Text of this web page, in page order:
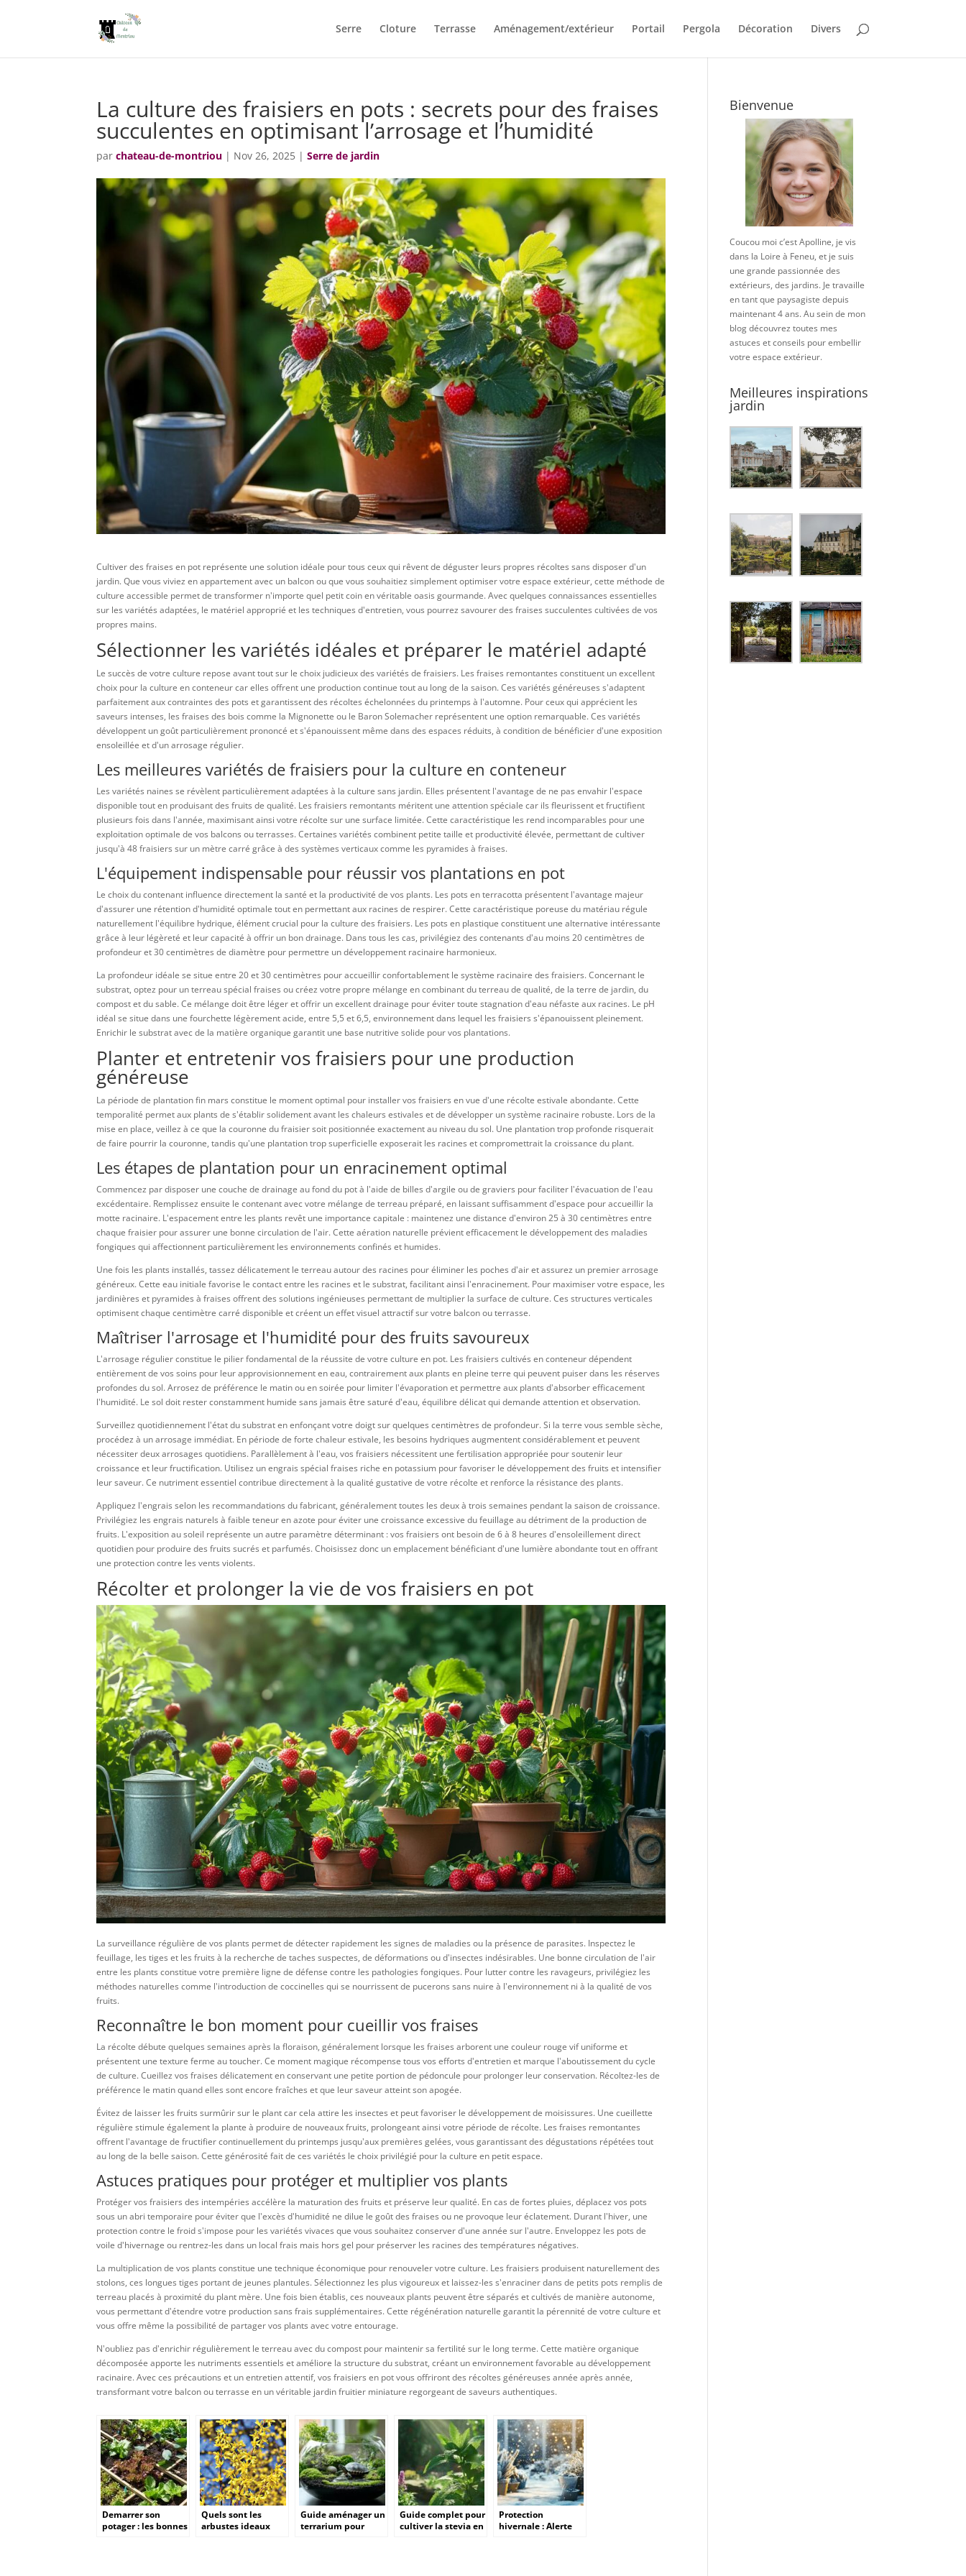
Serre Cloture Terrasse Aménagement/extérieur Portail Pergola Décoration Divers
La culture des fraisiers en pots : secrets pour des fraises
succulentes en optimisant l’arrosage et l’humidité
parchateau-de-montriou | Nov 26, 2025 |Serre de jardin
Cultiver des fraises en pot représente une solution idéale pour tous ceux qui rêvent de déguster leurs propres récoltes sans disposer d'un
jardin. Que vous viviez en appartement avec un balcon ou que vous souhaitiez simplement optimiser votre espace extérieur, cette méthode de
culture accessible permet de transformer n'importe quel petit coin en véritable oasis gourmande. Avec quelques connaissances essentielles
sur les variétés adaptées, le matériel approprié et les techniques d'entretien, vous pourrez savourer des fraises succulentes cultivées de vos
propres mains.
Sélectionner les variétés idéales et préparer le matériel adapté
Le succès de votre culture repose avant tout sur le choix judicieux des variétés de fraisiers. Les fraises remontantes constituent un excellent
choix pour la culture en conteneur car elles offrent une production continue tout au long de la saison. Ces variétés généreuses s'adaptent
parfaitement aux contraintes des pots et garantissent des récoltes échelonnées du printemps à l'automne. Pour ceux qui apprécient les
saveurs intenses, les fraises des bois comme la Mignonette ou le Baron Solemacher représentent une option remarquable. Ces variétés
développent un goût particulièrement prononcé et s'épanouissent même dans des espaces réduits, à condition de bénéficier d'une exposition
ensoleillée et d'un arrosage régulier.
Les meilleures variétés de fraisiers pour la culture en conteneur
Les variétés naines se révèlent particulièrement adaptées à la culture sans jardin. Elles présentent l'avantage de ne pas envahir l'espace
disponible tout en produisant des fruits de qualité. Les fraisiers remontants méritent une attention spéciale car ils fleurissent et fructifient
plusieurs fois dans l'année, maximisant ainsi votre récolte sur une surface limitée. Cette caractéristique les rend incomparables pour une
exploitation optimale de vos balcons ou terrasses. Certaines variétés combinent petite taille et productivité élevée, permettant de cultiver
jusqu'à 48 fraisiers sur un mètre carré grâce à des systèmes verticaux comme les pyramides à fraises.
L'équipement indispensable pour réussir vos plantations en pot
Le choix du contenant influence directement la santé et la productivité de vos plants. Les pots en terracotta présentent l'avantage majeur
d'assurer une rétention d'humidité optimale tout en permettant aux racines de respirer. Cette caractéristique poreuse du matériau régule
naturellement l'équilibre hydrique, élément crucial pour la culture des fraisiers. Les pots en plastique constituent une alternative intéressante
grâce à leur légèreté et leur capacité à offrir un bon drainage. Dans tous les cas, privilégiez des contenants d'au moins 20 centimètres de
profondeur et 30 centimètres de diamètre pour permettre un développement racinaire harmonieux.
La profondeur idéale se situe entre 20 et 30 centimètres pour accueillir confortablement le système racinaire des fraisiers. Concernant le
substrat, optez pour un terreau spécial fraises ou créez votre propre mélange en combinant du terreau de qualité, de la terre de jardin, du
compost et du sable. Ce mélange doit être léger et offrir un excellent drainage pour éviter toute stagnation d'eau néfaste aux racines. Le pH
idéal se situe dans une fourchette légèrement acide, entre 5,5 et 6,5, environnement dans lequel les fraisiers s'épanouissent pleinement.
Enrichir le substrat avec de la matière organique garantit une base nutritive solide pour vos plantations.
Planter et entretenir vos fraisiers pour une production
généreuse
La période de plantation fin mars constitue le moment optimal pour installer vos fraisiers en vue d'une récolte estivale abondante. Cette
temporalité permet aux plants de s'établir solidement avant les chaleurs estivales et de développer un système racinaire robuste. Lors de la
mise en place, veillez à ce que la couronne du fraisier soit positionnée exactement au niveau du sol. Une plantation trop profonde risquerait
de faire pourrir la couronne, tandis qu'une plantation trop superficielle exposerait les racines et compromettrait la croissance du plant.
Les étapes de plantation pour un enracinement optimal
Commencez par disposer une couche de drainage au fond du pot à l'aide de billes d'argile ou de graviers pour faciliter l'évacuation de l'eau
excédentaire. Remplissez ensuite le contenant avec votre mélange de terreau préparé, en laissant suffisamment d'espace pour accueillir la
motte racinaire. L'espacement entre les plants revêt une importance capitale : maintenez une distance d'environ 25 à 30 centimètres entre
chaque fraisier pour assurer une bonne circulation de l'air. Cette aération naturelle prévient efficacement le développement des maladies
fongiques qui affectionnent particulièrement les environnements confinés et humides.
Une fois les plants installés, tassez délicatement le terreau autour des racines pour éliminer les poches d'air et assurez un premier arrosage
généreux. Cette eau initiale favorise le contact entre les racines et le substrat, facilitant ainsi l'enracinement. Pour maximiser votre espace, les
jardinières et pyramides à fraises offrent des solutions ingénieuses permettant de multiplier la surface de culture. Ces structures verticales
optimisent chaque centimètre carré disponible et créent un effet visuel attractif sur votre balcon ou terrasse.
Maîtriser l'arrosage et l'humidité pour des fruits savoureux
L'arrosage régulier constitue le pilier fondamental de la réussite de votre culture en pot. Les fraisiers cultivés en conteneur dépendent
entièrement de vos soins pour leur approvisionnement en eau, contrairement aux plants en pleine terre qui peuvent puiser dans les réserves
profondes du sol. Arrosez de préférence le matin ou en soirée pour limiter l'évaporation et permettre aux plants d'absorber efficacement
l'humidité. Le sol doit rester constamment humide sans jamais être saturé d'eau, équilibre délicat qui demande attention et observation.
Surveillez quotidiennement l'état du substrat en enfonçant votre doigt sur quelques centimètres de profondeur. Si la terre vous semble sèche,
procédez à un arrosage immédiat. En période de forte chaleur estivale, les besoins hydriques augmentent considérablement et peuvent
nécessiter deux arrosages quotidiens. Parallèlement à l'eau, vos fraisiers nécessitent une fertilisation appropriée pour soutenir leur
croissance et leur fructification. Utilisez un engrais spécial fraises riche en potassium pour favoriser le développement des fruits et intensifier
leur saveur. Ce nutriment essentiel contribue directement à la qualité gustative de votre récolte et renforce la résistance des plants.
Appliquez l'engrais selon les recommandations du fabricant, généralement toutes les deux à trois semaines pendant la saison de croissance.
Privilégiez les engrais naturels à faible teneur en azote pour éviter une croissance excessive du feuillage au détriment de la production de
fruits. L'exposition au soleil représente un autre paramètre déterminant : vos fraisiers ont besoin de 6 à 8 heures d'ensoleillement direct
quotidien pour produire des fruits sucrés et parfumés. Choisissez donc un emplacement bénéficiant d'une lumière abondante tout en offrant
une protection contre les vents violents.
Récolter et prolonger la vie de vos fraisiers en pot
La surveillance régulière de vos plants permet de détecter rapidement les signes de maladies ou la présence de parasites. Inspectez le
feuillage, les tiges et les fruits à la recherche de taches suspectes, de déformations ou d'insectes indésirables. Une bonne circulation de l'air
entre les plants constitue votre première ligne de défense contre les pathologies fongiques. Pour lutter contre les ravageurs, privilégiez les
méthodes naturelles comme l'introduction de coccinelles qui se nourrissent de pucerons sans nuire à l'environnement ni à la qualité de vos
fruits.
Reconnaître le bon moment pour cueillir vos fraises
La récolte débute quelques semaines après la floraison, généralement lorsque les fraises arborent une couleur rouge vif uniforme et
présentent une texture ferme au toucher. Ce moment magique récompense tous vos efforts d'entretien et marque l'aboutissement du cycle
de culture. Cueillez vos fraises délicatement en conservant une petite portion de pédoncule pour prolonger leur conservation. Récoltez-les de
préférence le matin quand elles sont encore fraîches et que leur saveur atteint son apogée.
Évitez de laisser les fruits surmûrir sur le plant car cela attire les insectes et peut favoriser le développement de moisissures. Une cueillette
régulière stimule également la plante à produire de nouveaux fruits, prolongeant ainsi votre période de récolte. Les fraises remontantes
offrent l'avantage de fructifier continuellement du printemps jusqu'aux premières gelées, vous garantissant des dégustations répétées tout
au long de la belle saison. Cette générosité fait de ces variétés le choix privilégié pour la culture en petit espace.
Astuces pratiques pour protéger et multiplier vos plants
Protéger vos fraisiers des intempéries accélère la maturation des fruits et préserve leur qualité. En cas de fortes pluies, déplacez vos pots
sous un abri temporaire pour éviter que l'excès d'humidité ne dilue le goût des fraises ou ne provoque leur éclatement. Durant l'hiver, une
protection contre le froid s'impose pour les variétés vivaces que vous souhaitez conserver d'une année sur l'autre. Enveloppez les pots de
voile d'hivernage ou rentrez-les dans un local frais mais hors gel pour préserver les racines des températures négatives.
La multiplication de vos plants constitue une technique économique pour renouveler votre culture. Les fraisiers produisent naturellement des
stolons, ces longues tiges portant de jeunes plantules. Sélectionnez les plus vigoureux et laissez-les s'enraciner dans de petits pots remplis de
terreau placés à proximité du plant mère. Une fois bien établis, ces nouveaux plants peuvent être séparés et cultivés de manière autonome,
vous permettant d'étendre votre production sans frais supplémentaires. Cette régénération naturelle garantit la pérennité de votre culture et
vous offre même la possibilité de partager vos plants avec votre entourage.
N'oubliez pas d'enrichir régulièrement le terreau avec du compost pour maintenir sa fertilité sur le long terme. Cette matière organique
décomposée apporte les nutriments essentiels et améliore la structure du substrat, créant un environnement favorable au développement
racinaire. Avec ces précautions et un entretien attentif, vos fraisiers en pot vous offriront des récoltes généreuses année après année,
transformant votre balcon ou terrasse en un véritable jardin fruitier miniature regorgeant de saveurs authentiques.
Demarrer son
potager : les bonnes
Quels sont les
arbustes ideaux
Guide aménager un
terrarium pour
Guide complet pour
cultiver la stevia en
Protection
hivernale : Alerte
Bienvenue
Coucou moi c’est Apolline, je vis
dans la Loire à Feneu, et je suis
une grande passionnée des
extérieurs, des jardins. Je travaille
en tant que paysagiste depuis
maintenant 4 ans. Au sein de mon
blog découvrez toutes mes
astuces et conseils pour embellir
votre espace extérieur.
Meilleures inspirations
jardin